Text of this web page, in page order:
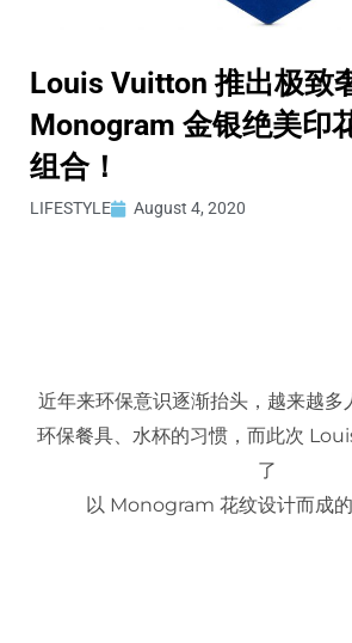
Louis Vuitton 推出极致
Monogram 金银绝美印
组合！
LIFESTYLE August 4, 2020
近年来环保意识逐渐抬头，越来越多
环保餐具、水杯的习惯，而此次
了
以 Monogram 花纹设计而成